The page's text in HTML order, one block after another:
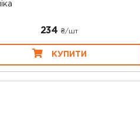
234 ₴/шт
КУПИТИ